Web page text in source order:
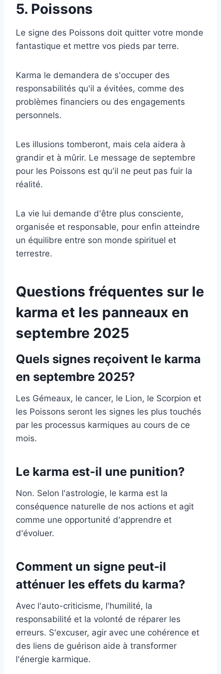
5. Poissons
Le signe des Poissons doit quitter votre monde
fantastique et mettre vos pieds par terre.
Karma le demandera de s'occuper des
responsabilités qu'il a évitées, comme des
problèmes financiers ou des engagements
personnels.
Les illusions tomberont, mais cela aidera à
grandir et à mûrir. Le message de septembre
pour les Poissons est qu'il ne peut pas fuir la
réalité.
La vie lui demande d'être plus consciente,
organisée et responsable, pour enfin atteindre
un équilibre entre son monde spirituel et
terrestre.
Questions fréquentes sur le
karma et les panneaux en
septembre 2025
Quels signes reçoivent le karma
en septembre 2025?
Les Gémeaux, le cancer, le Lion, le Scorpion et
les Poissons seront les signes les plus touchés
par les processus karmiques au cours de ce
mois.
Le karma est-il une punition?
Non. Selon l'astrologie, le karma est la
conséquence naturelle de nos actions et agit
comme une opportunité d'apprendre et
d'évoluer.
Comment un signe peut-il
atténuer les effets du karma?
Avec l'auto-criticisme, l'humilité, la
responsabilité et la volonté de réparer les
erreurs. S'excuser, agir avec une cohérence et
des liens de guérison aide à transformer
l'énergie karmique.